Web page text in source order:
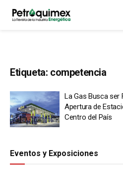
Etiqueta: competencia
La Gas Busca ser
Apertura de
Centro del País
Eventos y Exposiciones